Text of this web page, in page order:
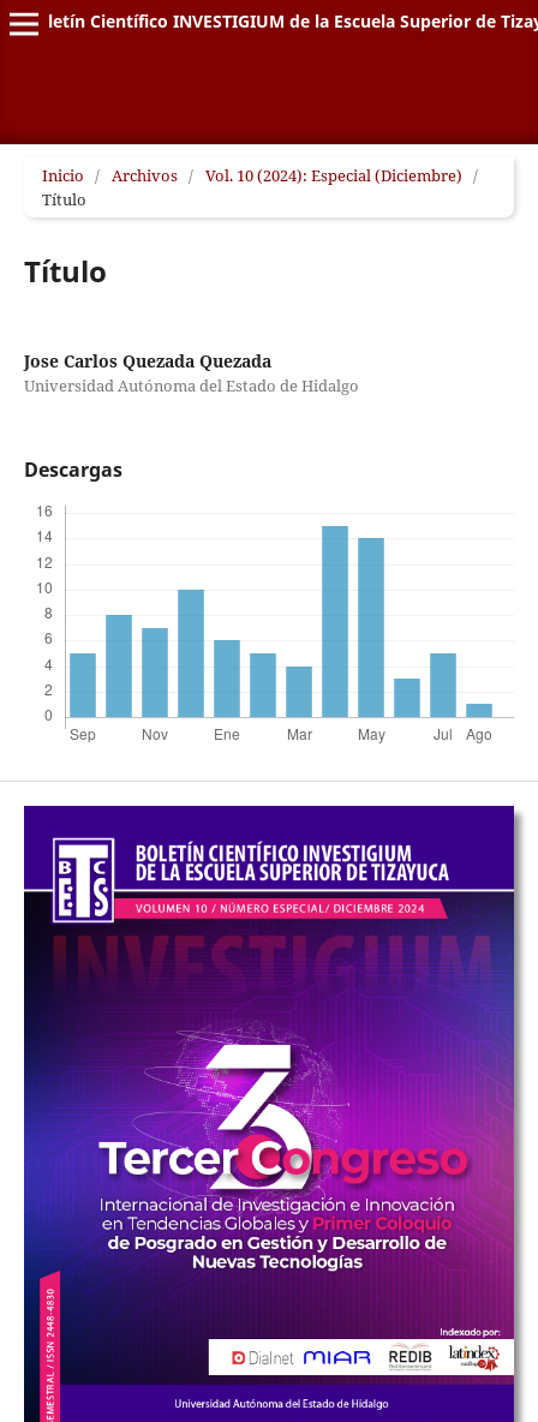
Boletín Científico INVESTIGIUM de la Escuela Superior de
Inicio / Archivos / Vol. 10 (2024): Especial (Diciembre) /
Título
Título
Jose Carlos Quezada Quezada
Universidad Autónoma del Estado de Hidalgo
Descargas